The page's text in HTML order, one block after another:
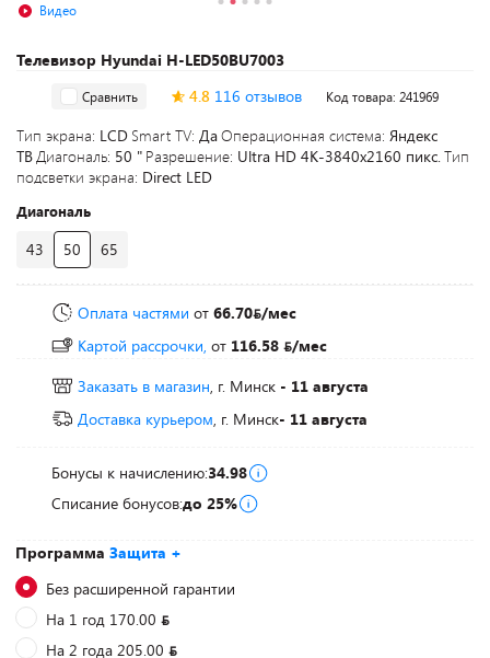
Телевизор Hyundai H-LED50BU7003
Видео
Программа Защита +
Без расширенной гарантии
На 1 год 170.00
На 2 года 205.00
Сравнить 4.8 116 отзывов Код товара: 241969
Тип экрана: LCD Smart TV: ДаОперационная система: Яндекс
ТВДиагональ: 50 " Разрешение: Ultra HD 4K-3840x2160 пикс.Тип
подсветки экрана: Direct LED
Диагональ
43 50 65
Оплата частями от 66.70 /мес
Картой рассрочки, от 116.58
/мес
Заказать в магазин, г. Минск - 11 августа
Доставка курьером, г. Минск- 11 августа
Бонусы к начислению:34.98
Списание бонусов:до 25%